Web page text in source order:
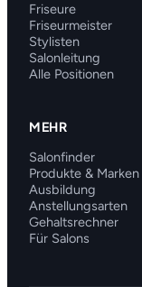
Friseure
Friseurmeister
Stylisten
Salonleitung
Alle Positionen
MEHR
Salonfinder
Produkte & Marken
Ausbildung
Anstellungsarten
Gehaltsrechner
Für Salons